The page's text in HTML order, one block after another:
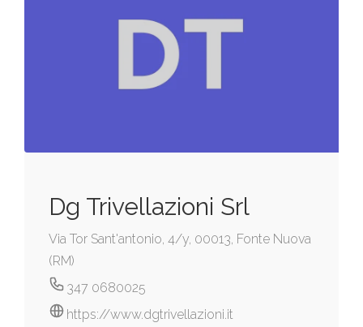
Dg Trivellazioni Srl
Via Tor Sant'antonio, 4/y, 00013, Fonte Nuova
(RM)
347 0680025
https://www.dgtrivellazioni.it